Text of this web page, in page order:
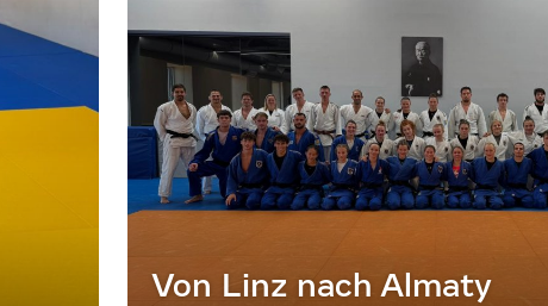
Von Linz nach Almaty